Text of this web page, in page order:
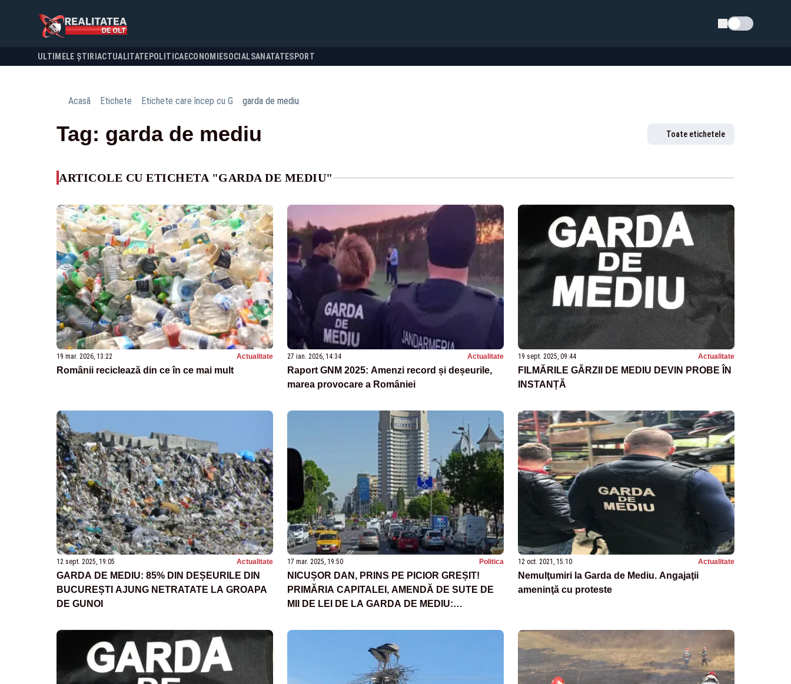
Schimba tema
ULTIMELE ȘTIRI ACTUALITATE POLITICA ECONOMIESOCIALSANATATESPORT
Acasă Etichete Etichete care încep cu G garda de mediu
Tag: garda de mediu Toate etichetele
ARTICOLE CU ETICHETA "GARDA DE MEDIU"
19 mar. 2026, 13:22 Actualitate
Românii reciclează din ce în ce mai mult
27 ian. 2026, 14:34 Actualitate
Raport GNM 2025: Amenzi record și deșeurile,
marea provocare a României
19 sept. 2025, 09:44 Actualitate
FILMĂRILE GĂRZII DE MEDIU DEVIN PROBE ÎN
INSTANȚĂ
12 sept. 2025, 19:05 Actualitate
GARDA DE MEDIU: 85% DIN DEȘEURILE DIN
BUCUREȘTI AJUNG NETRATATE LA GROAPA
DE GUNOI
17 mar. 2025, 19:50 Politica
NICUȘOR DAN, PRINS PE PICIOR GREȘIT!
PRIMĂRIA CAPITALEI, AMENDĂ DE SUTE DE
MII DE LEI DE LA GARDA DE MEDIU:
CALITATE A AERULUI, NEELABORATE
12 oct. 2021, 15:10 Actualitate
Nemulţumiri la Garda de Mediu. Angajaţii
ameninţă cu proteste